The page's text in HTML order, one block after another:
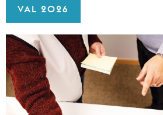
VAL 2026